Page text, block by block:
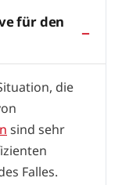
für den
die
sind sehr
Falles.